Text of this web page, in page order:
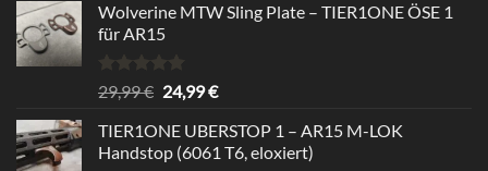
Wolverine MTW Sling Plate – TIER1ONE ÖSE 1
für AR15
Bewertet
mit
von 5
29,99€ Ursprünglicher
war:
29,99 €
24,99€Aktueller
ist:
24,99 €.
TIER1ONE UBERSTOP 1 – AR15 M-LOK
Handstop (6061 T6, eloxiert)